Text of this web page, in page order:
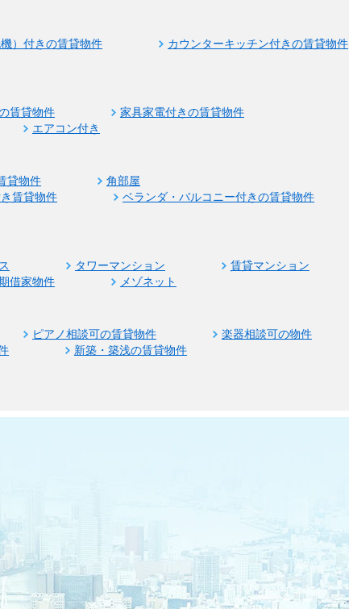
）付きの賃貸物件
カウンターキッチン付きの賃貸物件
賃貸物件
家具家電付きの賃貸物件
エアコン付き
貸物件
角部屋
賃貸物件
ベランダ・バルコニー付きの賃貸物件
タワーマンション
賃貸マンション
借家物件 メゾネット
ピアノ相談可の賃貸物件
楽器相談可の物件
新築・築浅の賃貸物件